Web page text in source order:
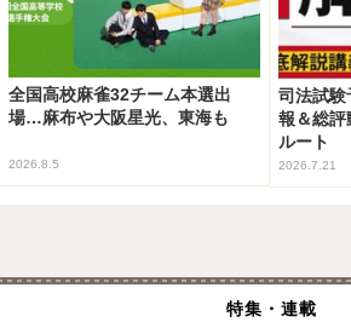
全国高校麻雀32チーム本選出
場…麻布や大阪星光、東海も
2026.8.5
司法試験
報＆総
ルート
2026.7.21
特集・連載